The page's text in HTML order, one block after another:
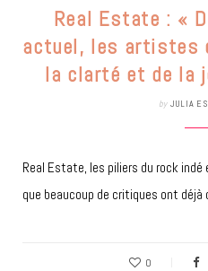
Real Estate : «
actuel, les artistes
la clarté et de la
by JULIA
Real Estate, les piliers du rock indé
que beaucoup de critiques ont déjà
0